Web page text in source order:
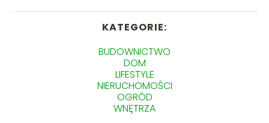
KATEGORIE:
BUDOWNICTWO
DOM
LIFESTYLE
NIERUCHOMOŚCI
OGRÓD
WNĘTRZA